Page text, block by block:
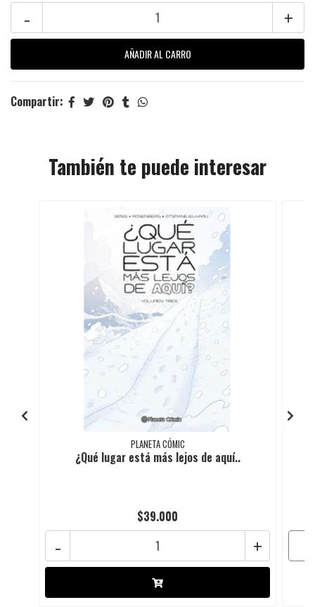
+
-
Compartir:
También te puede interesar
PLANETA CÓMIC
¿Qué lugar está más lejos de aquí..
$39.000
+
-